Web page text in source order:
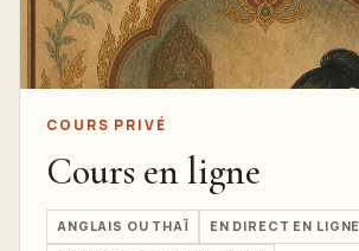
COURS PRIVÉ
Cours en ligne
ANGLAIS OU THAÏ EN DIRECT EN LIGNE